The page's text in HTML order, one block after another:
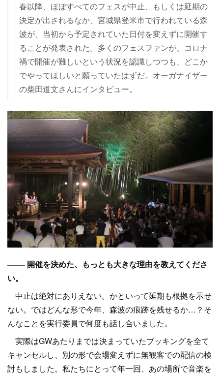
春以降、ほぼすべてのフェスが中止、もしくは延期の
決定が出されるなか、宮城県登米市で行われている森
波が、当初から予定されていた日付を変えずに開催す
ることが発表された。多くのフェスファンが、コロナ
禍で開催が難しいという状況を認識しつつも、どこか
でやってほしいと願っていたはずだ。オーガナイザー
の柴田道文さんにインタビュー。
–––– 開催を決めた、もっとも大きな理由を教えてくださ
い。
中止は絶対にありえない。かといって延期も根拠を示せ
ない。ではどんな形で今年、森波の痕跡を残せるか…？そ
んなことを実行委員で何度も話し合いました。
実際はGWあたりまでは決まっていたブッキングを全て
キャンセルし、別の形で会場変えずに無観客での配信の検
討もしました。私たちにとって年一回、あの場所で音楽を